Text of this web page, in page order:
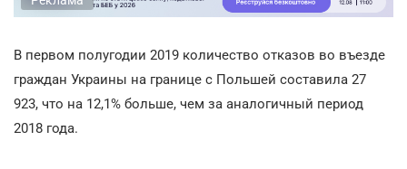
В первом полугодии 2019 количество отказов во въезде
граждан Украины на границе с Польшей составила 27
923, что на 12,1% больше, чем за аналогичный период
2018 года.